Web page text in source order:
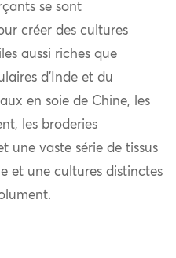
se sont
créer des cultures
aussi riches que
d’Inde et du
en soie de Chine, les
les broderies
une vaste série de tissus
et une cultures distinctes